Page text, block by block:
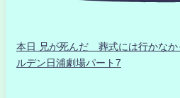
本日 兄が死んだ 葬式には行かな
ルデン日浦劇場パート7